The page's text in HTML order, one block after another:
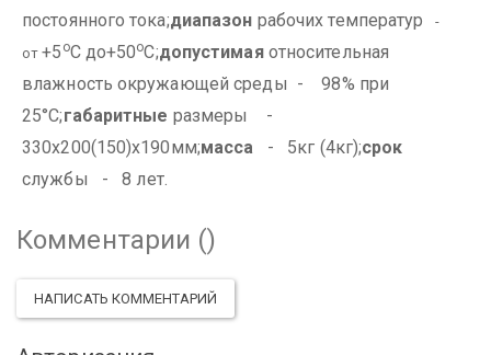
постоянного тока;диапазон рабочих температур
-
от+5 оС до+50оС;допустимаяотносительная
влажность окружающей среды - 98% при
25°С;габаритные размеры -
330х200(150)х190мм;масса - 5кг (4кг);срок
службы - 8 лет.
Комментарии ()
НАПИСАТЬ КОММЕНТАРИЙ